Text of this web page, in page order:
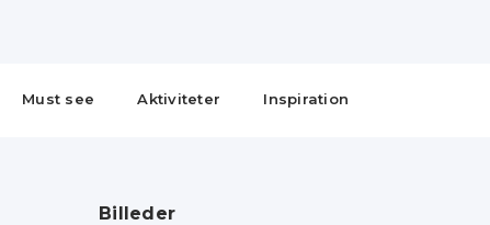
Must see Aktiviteter Inspiration
Billeder